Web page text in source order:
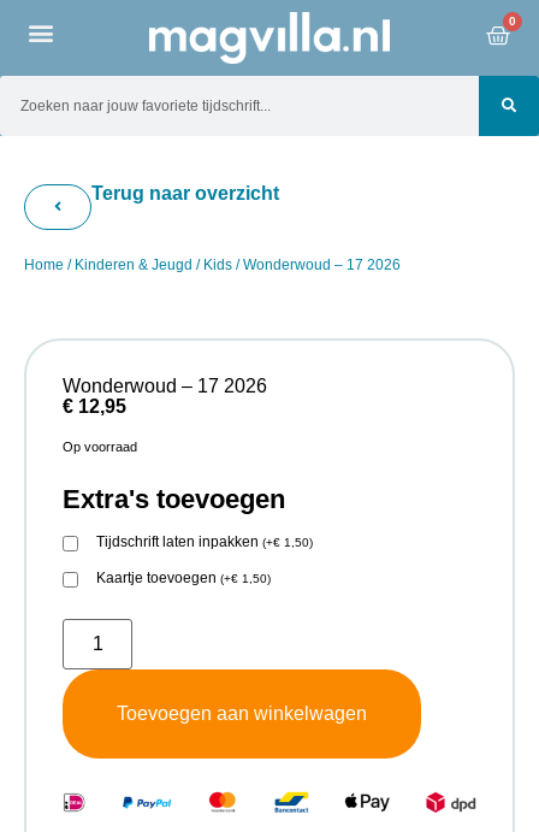
0
Terug naar overzicht
Home / Kinderen & Jeugd / Kids / Wonderwoud – 17 2026
Wonderwoud – 17 2026
€ 12,95
Op voorraad
Extra's toevoegen
Tijdschrift laten inpakken (+€ 1,50)
Kaartje toevoegen (+€ 1,50)
Toevoegen aan winkelwagen